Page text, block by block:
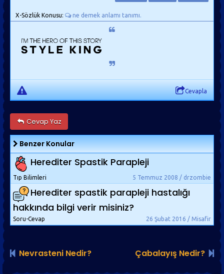
X-Sözlük Konusu: ne demek anlamı tanımı.
Cevapla
Cevap Yaz
Benzer Konular
Herediter Spastik Parapleji
5 Temmuz 2008 / drzombie
Tıp Bilimleri
Herediter spastik parapleji hastalığı
hakkında bilgi verir misiniz?
26 Şubat 2016 / Misafir
Soru-Cevap
Nevrasteni Nedir? Çabalayış Nedir?